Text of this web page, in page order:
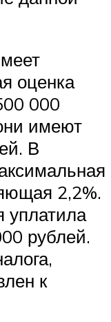
оценка
000
имеют
В
2,2%.
уплатила
рублей.
к